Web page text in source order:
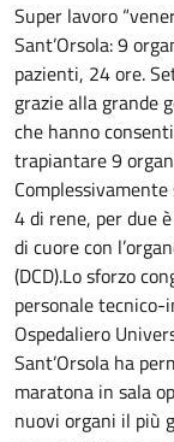
Super lavoro
Sant’Orsola: 9
pazienti, 24 ore.
grazie alla grande
che hanno
trapiantare 9
4 di rene, per due
di cuore con
(DCD).Lo sforzo
personale tecnico-
Ospedaliero
Sant’Orsola ha
maratona in sala
nuovi organi il più